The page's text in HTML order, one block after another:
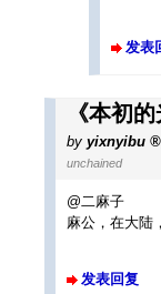
发表
《本初
by yixnyibu
unchained
@二麻子
麻公，在大陆
发表回复